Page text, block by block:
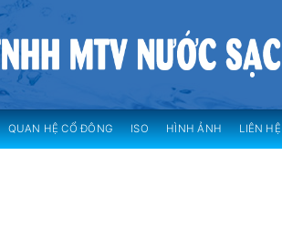
QUAN HỆ CỔ ĐÔNG ISO HÌNH ẢNH LIÊN HỆ